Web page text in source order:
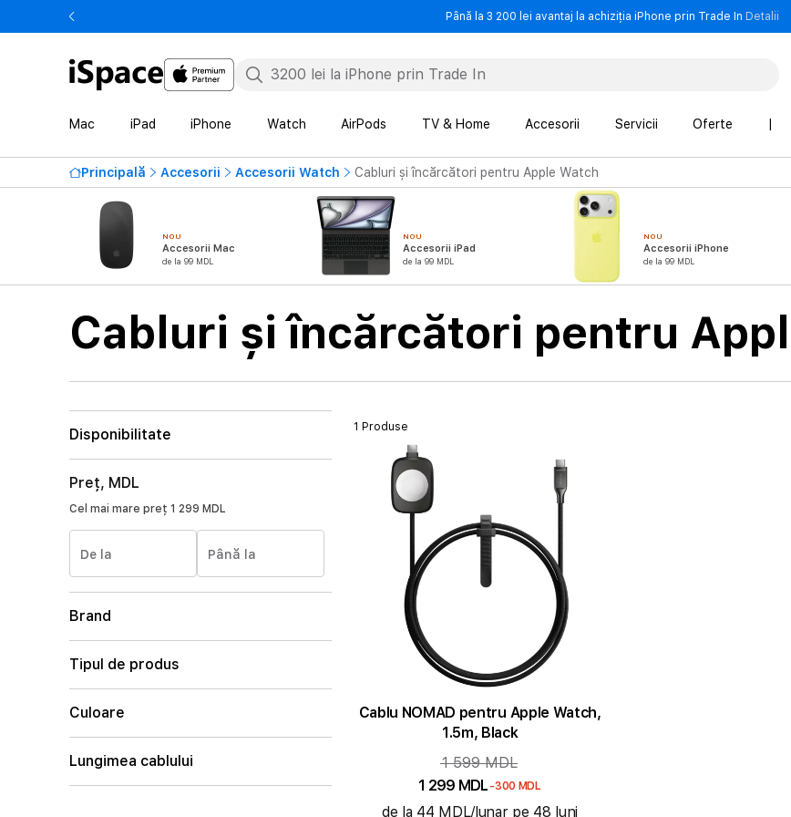
Până la 3 200 lei avantaj la achiziția iPhone prin Trade In Detalii
Mac iPad iPhone Watch AirPods TV & Home Accesorii Servicii Oferte
Principală Accesorii Accesorii Watch Cabluri și încărcători pentru Apple Watch
NOU
Accesorii Mac
de la 99 MDL
NOU
Accesorii iPad
de la 99 MDL
NOU
Accesorii iPhone
de la 99 MDL
Cabluri și încărcători pentru
Disponibilitate
Preț, MDL
Cel mai mare preț 1 299 MDL
De la Până la
Brand
Tipul de produs
Culoare
Lungimea cablului
1 Produse
Cablu NOMAD pentru Apple Watch,
1.5m, Black
1 599 MDL
1 299 MDL -300 MDL
de la 44 MDL/lunar pe 48 luni